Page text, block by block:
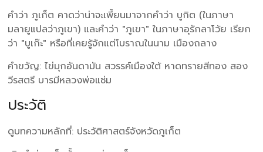
คำว่า ภูเก็ต คาดว่าน่าจะเพี้ยนมาจากคำว่า บูกิต (ในภาษา
มลายูแปลว่าภูเขา) และคำว่า "ภูเขา" ในภาษาอุรักลาโว้ย เรียก
ว่า "บูเก๊ะ" หรือที่เคยรู้จักแต่โบราณในนาม เมืองถลาง
คำขวัญ: ไข่มุกอันดามัน สวรรค์เมืองใต้ หาดทรายสีทอง สอง
วีรสตรี บารมีหลวงพ่อแช่ม
ประวัติ
ดูบทความหลักที่: ประวัติศาสตร์จังหวัดภูเก็ต